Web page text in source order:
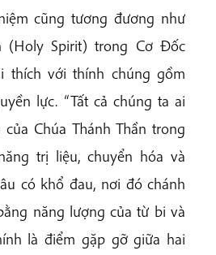
cũng tương đương như
(Holy Spirit) trong Cơ Đốc
thích với thính chúng gồm
lực. “Tất cả chúng ta ai
Chúa Thánh Thần trong
trị liệu, chuyển hóa và
có khổ đau, nơi đó chánh
năng lượng của từ bi và
là điểm gặp gỡ giữa hai